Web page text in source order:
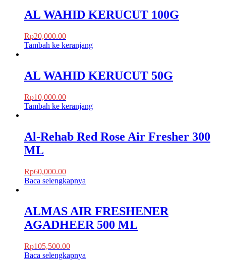
AL WAHID KERUCUT 100G
Rp20,000.00
Tambah ke keranjang
AL WAHID KERUCUT 50G
Rp10,000.00
Tambah ke keranjang
Al-Rehab Red Rose Air Fresher 300
ML
Rp60,000.00
Baca selengkapnya
ALMAS AIR FRESHENER
AGADHEER 500 ML
Rp105,500.00
Baca selengkapnya